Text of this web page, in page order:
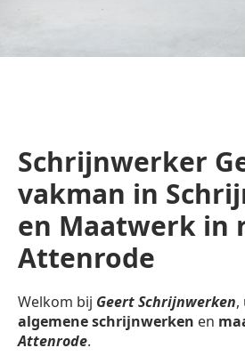
Schrijnwerker
vakman in
en Maatwerk in
Attenrode
Welkom bij Geert Schrijnwerken,
algemene schrijnwerken en
Attenrode.